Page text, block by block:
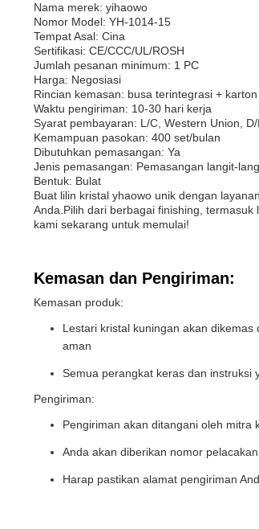
Nama merek: yihaowo
Nomor Model: YH-1014-15
Tempat Asal: Cina
Sertifikasi: CE/CCC/UL/ROSH
Jumlah pesanan minimum: 1 PC
Harga: Negosiasi
Rincian kemasan: busa terintegrasi + karton
Waktu pengiriman: 10-30 hari kerja
Syarat pembayaran: L/C, Western Union,
Kemampuan pasokan: 400 set/bulan
Dibutuhkan pemasangan: Ya
Jenis pemasangan: Pemasangan langit-
Bentuk: Bulat
Buat lilin kristal yhaowo unik dengan
Anda.Pilih dari berbagai finishing,
kami sekarang untuk memulai!
Kemasan dan Pengiriman:
Kemasan produk:
Lestari kristal kuningan akan
aman
Semua perangkat keras dan instruksi
Pengiriman:
Pengiriman akan ditangani oleh mitra
Anda akan diberikan nomor
Harap pastikan alamat pengiriman